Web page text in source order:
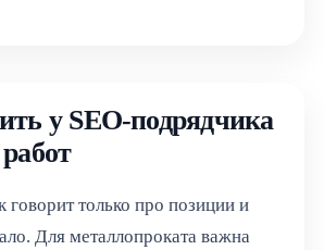
у SEO-подрядчика
говорит только про позиции и
Для металлопроката важна